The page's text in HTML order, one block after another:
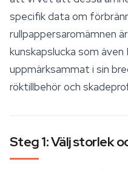
specifik data om
rullpappersaromämnen
kunskapslucka som även
uppmärksammat i sin
röktillbehöroch
Steg 1: Välj storlek